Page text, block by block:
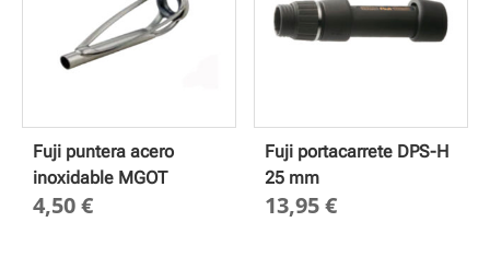
Fuji puntera acero
inoxidable MGOT
4,50€
Fuji portacarrete DPS-H
25 mm
13,95€